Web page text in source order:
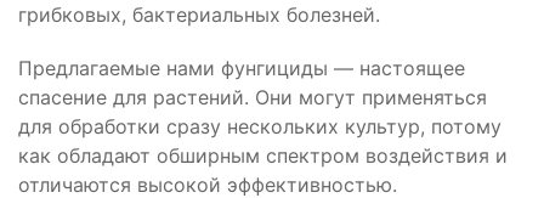
грибковых, бактериальных болезней.
Предлагаемые нами фунгициды — настоящее
спасение для растений. Они могут применяться
для обработки сразу нескольких культур, потому
как обладают обширным спектром воздействия и
отличаются высокой эффективностью.